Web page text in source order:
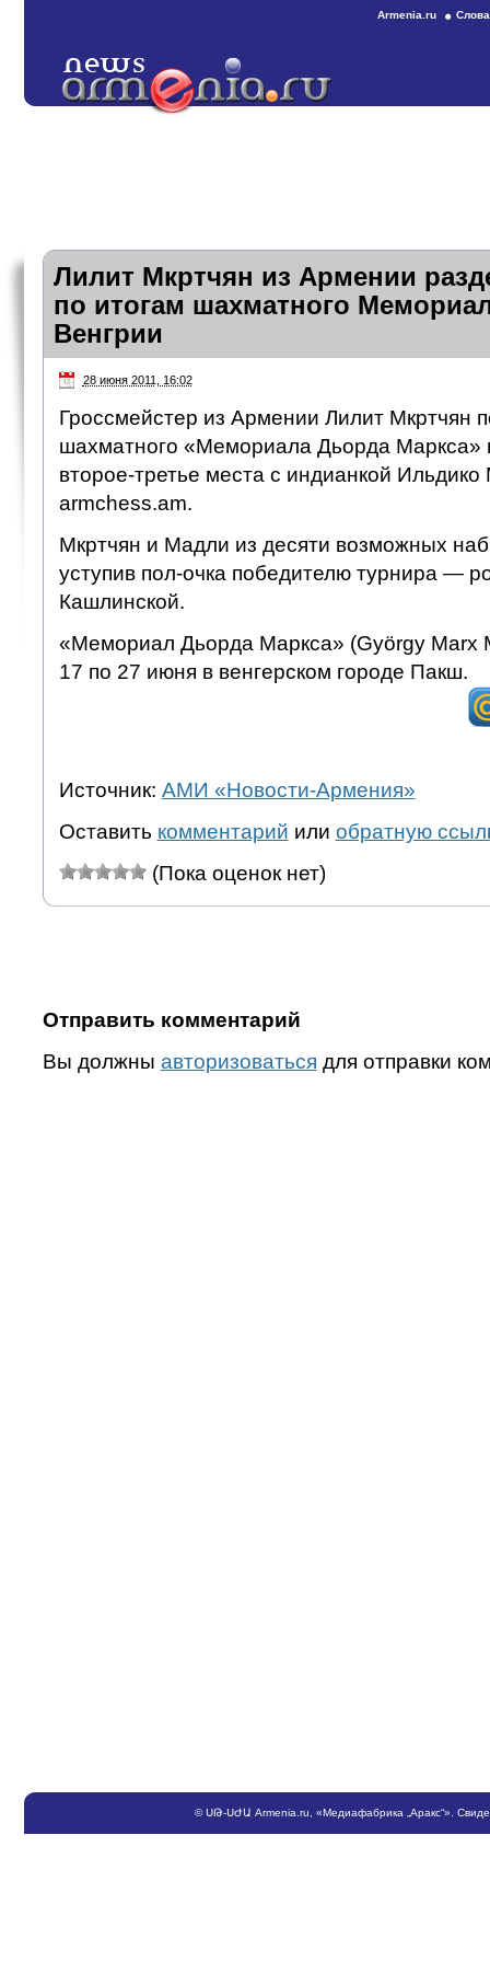
Armenia.ru
Лилит Мкртчян из Армении
по итогам шахматного
Венгрии
28 июня 2011, 16:02
Гроссмейстер из Армении Лилит Мкртчян
шахматного «Мемориала Дьорда Маркса»
второе-третье места с индианкой
armchess.am.
Мкртчян и Мадли из десяти возможных
уступив пол-очка победителю турнира —
Кашлинской.
«Мемориал Дьорда Маркса» (György Marx
17 по 27 июня в венгерском городе Пакш.
Источник: АМИ «Новости-Армения»
Оставить комментарий или обратную
(Пока оценок нет)
Отправить комментарий
Вы должны авторизоваться для отправки
©ՍԹ-ՍԺԱ Armenia.ru , «Медиафабрика „Аракс“».